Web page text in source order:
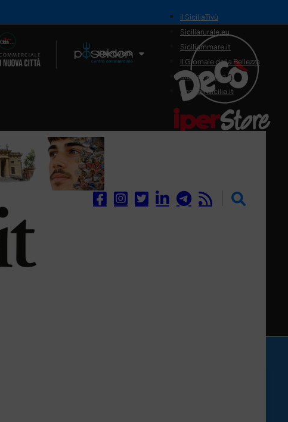
Il Network
il SiciliaTivù
Siciliarurale.eu
Siciliammare.it
Il Giornale della Bellezza
Siciliamedica.it
Sanitainsicilia.it